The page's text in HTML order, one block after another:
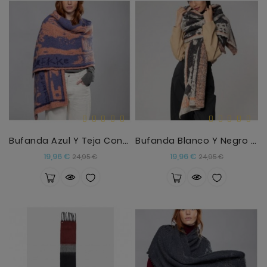
Bufanda Azul Y Teja Contemporary
19,96 € Precio
24,95 €Precio
Bufanda Blanco Y Negro Contemporary
19,96 € Precio
24,95 €Precio